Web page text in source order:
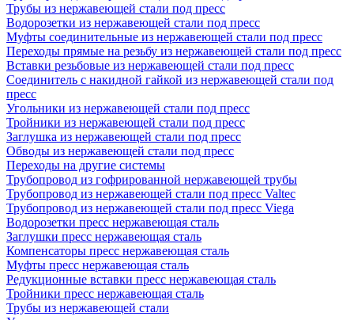
Трубы из нержавеющей стали под пресс
Водорозетки из нержавеющей стали под пресс
Муфты соединительные из нержавеющей стали под пресс
Переходы прямые на резьбу из нержавеющей стали под пресс
Вставки резьбовые из нержавеющей стали под пресс
Соединитель с накидной гайкой из нержавеющей стали под
пресс
Угольники из нержавеющей стали под пресс
Тройники из нержавеющей стали под пресс
Заглушка из нержавеющей стали под пресс
Обводы из нержавеющей стали под пресс
Переходы на другие системы
Трубопровод из гофрированной нержавеющей трубы
Трубопровод из нержавеющей стали под пресс Valtec
Трубопровод из нержавеющей стали под пресс Viega
Водорозетки пресс нержавеющая сталь
Заглушки пресс нержавеющая сталь
Компенсаторы пресс нержавеющая сталь
Муфты пресс нержавеющая сталь
Редукционные вставки пресс нержавеющая сталь
Тройники пресс нержавеющая сталь
Трубы из нержавеющей стали